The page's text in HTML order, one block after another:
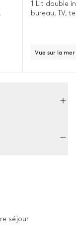
1 Lit double
bureau, TV,
Vue sur la mer
séjour